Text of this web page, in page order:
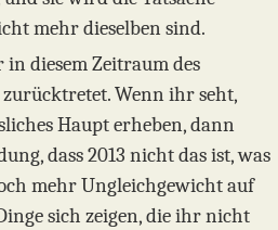
mehr dieselben sind.
in diesem Zeitraum des
Wenn ihr seht,
Haupt erheben, dann
dass 2013 nicht das ist, was
mehr Ungleichgewicht auf
sich zeigen, die ihr nicht